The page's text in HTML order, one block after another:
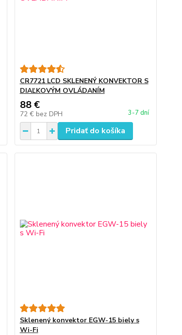
CR7721 LCD SKLENENÝ KONVEKTOR S
DIAĽKOVÝM OVLÁDANÍM
88 €
72 € bez DPH 3-7 dní
Pridať do košíka
Sklenený konvektor EGW-15 biely s
Wi-Fi